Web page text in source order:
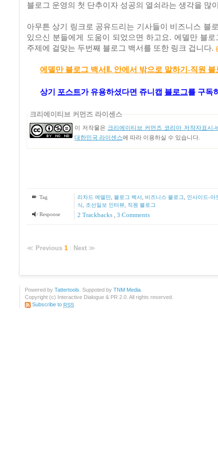
블로그 운영의 첫 단추이자 성공의 열쇠라는 생각을 많
아무튼 상기 링크로 공유드리는 기사들이 비즈니스 블
있으신 분들에게 도움이 되었으면 하고요. 에델만 블
주제에 걸맞는 두번째 블로그 백서를 또한 링크 겁니다.
에델만 블로그 백서Ⅱ. 안에서 밖으로 말하기-직원
상기 포스트가유용하셨다면 쥬니캡 블로그를 구독
크리에이티브 커먼즈 라이센스
이 저작물은 크리에이티브 커먼즈 코리아 저작자표시-
대한민국 라이센스에 따라 이용하실 수 있습니다.
Tag 리차드 에델만, 블로그 백서 비즈니스 블로그
인사이드-아
식
조선일보 인터뷰, 직원 블로그
Response
2 Trackbacks , 3 Comments
≪ Previous 1 : Next ≫
Powered by Tattertools . Suppoted by TNM Media
Copyright (c) Interactive Dialogue & PR 2.0. All rights reserved.
Subscribe to RSS